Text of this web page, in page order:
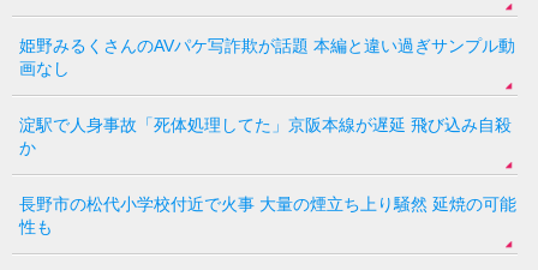
姫野みるくさんのAVパケ写詐欺が話題 本編と違い過ぎサンプル動
画なし
淀駅で人身事故「死体処理してた」京阪本線が遅延 飛び込み自殺
か
長野市の松代小学校付近で火事 大量の煙立ち上り騒然 延焼の可能
性も